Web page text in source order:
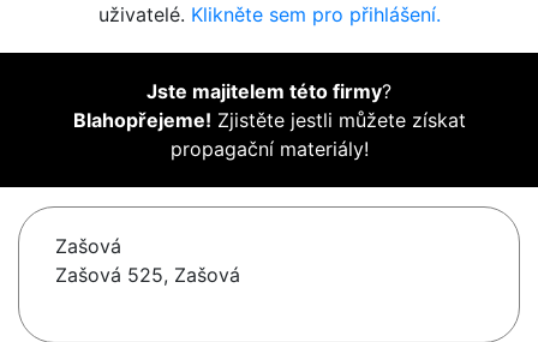
uživatelé. Klikněte sem pro přihlášení.
Jste majitelem této firmy?
Blahopřejeme! Zjistěte jestli můžete získat
propagační materiály!
Zašová
Zašová 525, Zašová